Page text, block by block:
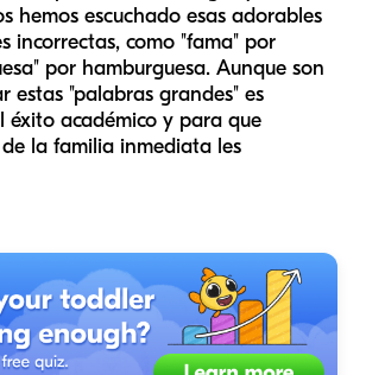
hemos escuchado esas adorables
incorrectas, como "fama" por
por hamburguesa. Aunque son
estas "palabras grandes" es
éxito académico y para que
la familia inmediata les